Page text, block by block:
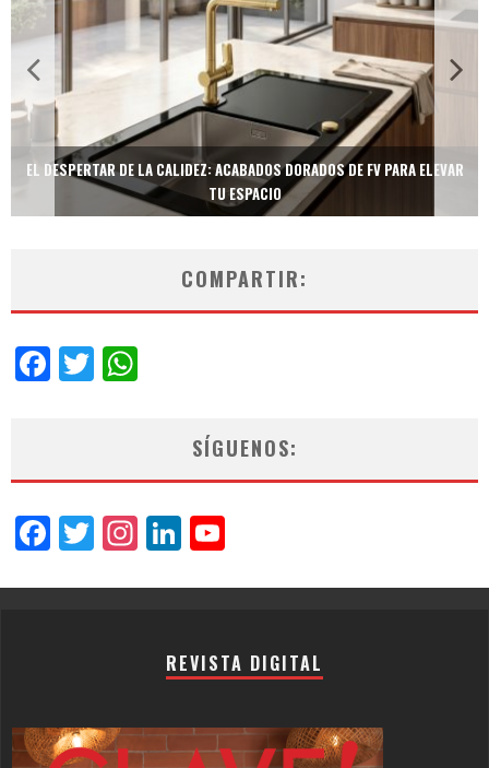
EL DESPERTAR DE LA CALIDEZ: ACABADOS DORADOS DE FV PARA ELEVAR
TU ESPACIO
COMPARTIR:
Facebook
Twitter
SÍGUENOS:
Facebook
Twitter
Instagram
LinkedIn
REVISTA DIGITAL